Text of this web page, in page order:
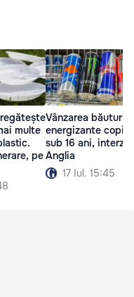
multe
pe
Vânzarea
energizante
sub 16 ani,
Anglia
17 Iul. 15:45